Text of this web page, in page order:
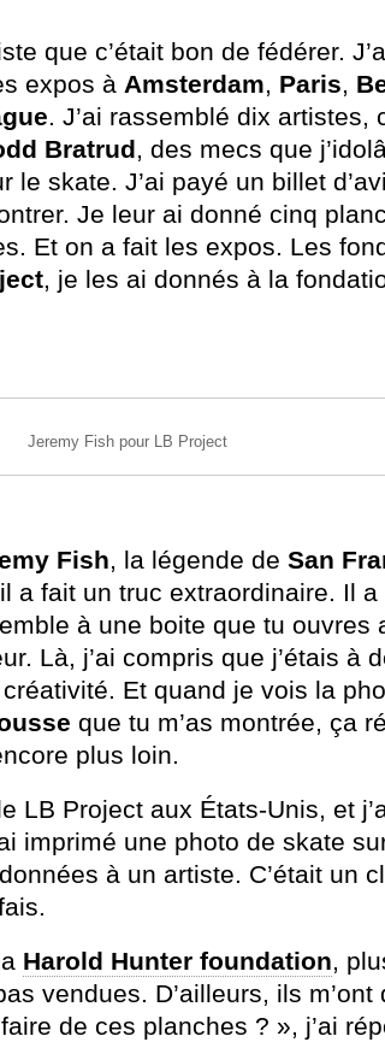
que c’était bon de fédérer.
expos à Amsterdam, Paris,
. J’ai rassemblé dix artistes,
Bratrud, des mecs que
le skate. J’ai payé un billet
Je leur ai donné cinq
Et on a fait les expos. Les
, je les ai donnés à la
Jeremy Fish pour LB Project
Fish, la légende de San
a fait un truc extraordinaire. Il a
à une boite que tu ouvres
Là, j’ai compris que j’étais à
Et quand je vois la
que tu m’as montrée, ça
plus loin.
LB Project aux États-Unis, et
imprimé une photo de skate
à un artiste. C’était un
Harold Hunter foundation,
vendues. D’ailleurs, ils m’ont
de ces planches ? », j’ai